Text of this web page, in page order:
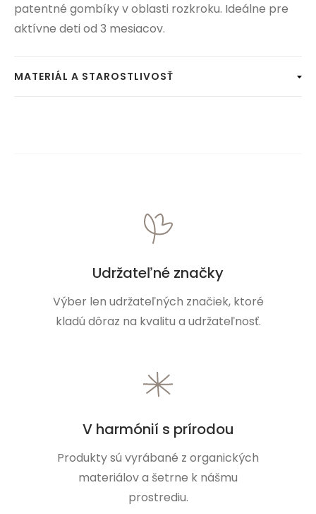
patentné gombíky v oblasti rozkroku. Ideálne pre
aktívne deti od 3 mesiacov.
MATERIÁL A STAROSTLIVOSŤ
Udržateľné značky
Výber len udržateľných značiek, ktoré
kladú dôraz na kvalitu a udržateľnosť.
V harmónií s prírodou
Produkty sú vyrábané z organických
materiálov a šetrne k nášmu
prostrediu.